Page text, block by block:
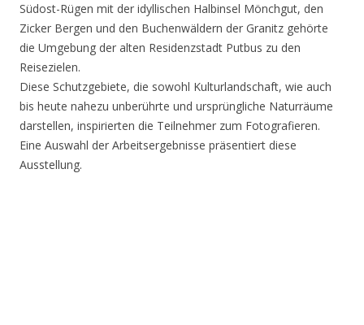
Südost-Rügen mit der idyllischen Halbinsel Mönchgut, den
Zicker Bergen und den Buchenwäldern der Granitz gehörte
die Umgebung der alten Residenzstadt Putbus zu den
Reisezielen.
Diese Schutzgebiete, die sowohl Kulturlandschaft, wie auch
bis heute nahezu unberührte und ursprüngliche Naturräume
darstellen, inspirierten die Teilnehmer zum Fotografieren.
Eine Auswahl der Arbeitsergebnisse präsentiert diese
Ausstellung.